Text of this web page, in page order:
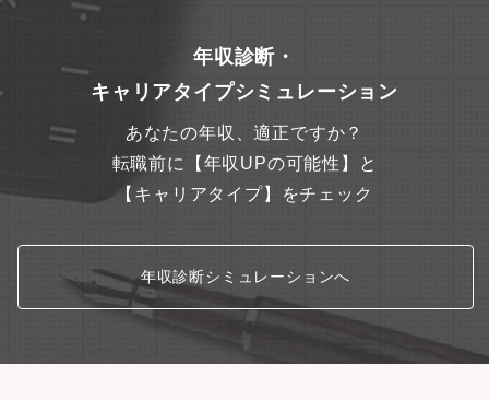
年収診断・
キャリアタイプシミュレーション
あなたの年収、適正ですか？
転職前に【年収UPの可能性】と
【キャリアタイプ】をチェック
年収診断シミュレーションへ